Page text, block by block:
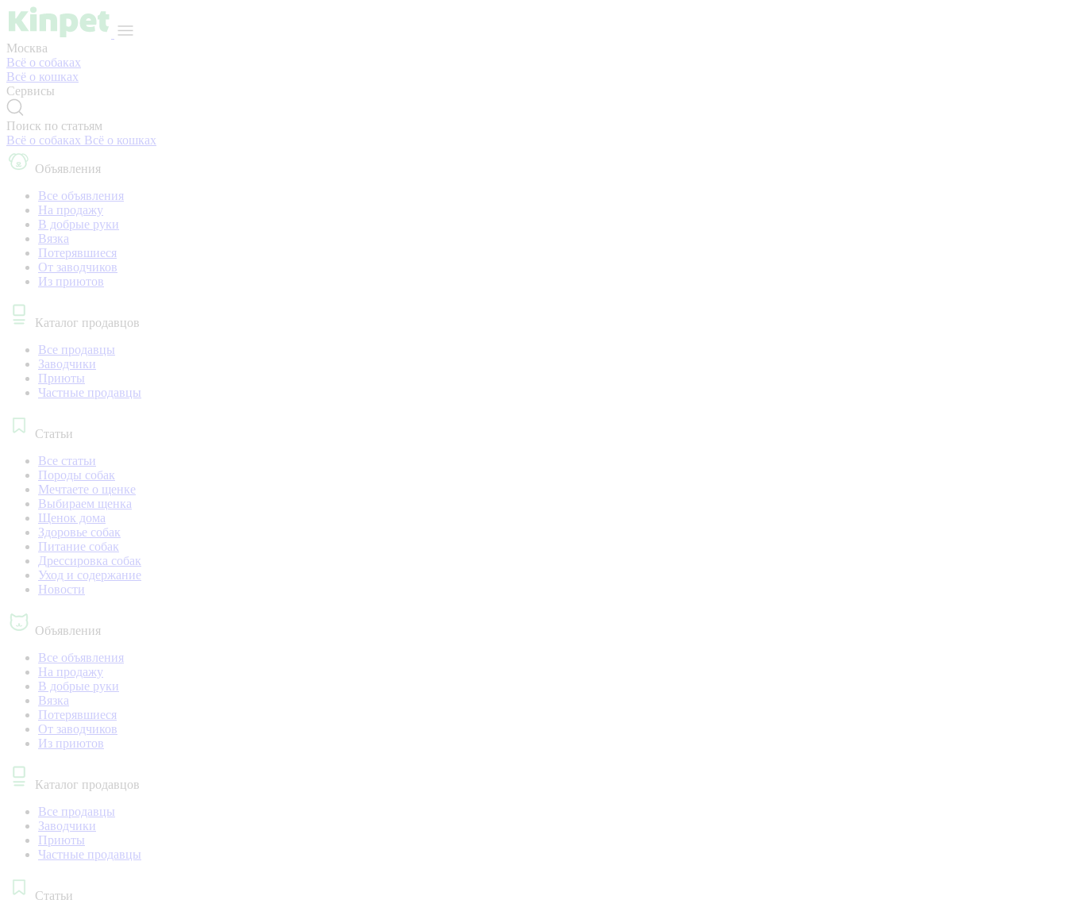
Москва
Всё о собаках
Всё о кошках
Сервисы
Поиск по статьям
Всё о собаках Всё о кошках
Объявления
Все объявления
На продажу
В добрые руки
Вязка
Потерявшиеся
От заводчиков
Из приютов
Каталог продавцов
Все продавцы
Заводчики
Приюты
Частные продавцы
Статьи
Все статьи
Породы собак
Мечтаете о щенке
Выбираем щенка
Щенок дома
Здоровье собак
Питание собак
Дрессировка собак
Уход и содержание
Новости
Объявления
Все объявления
На продажу
В добрые руки
Вязка
Потерявшиеся
От заводчиков
Из приютов
Каталог продавцов
Все продавцы
Заводчики
Приюты
Частные продавцы
Статьи